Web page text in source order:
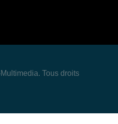
Tous droits